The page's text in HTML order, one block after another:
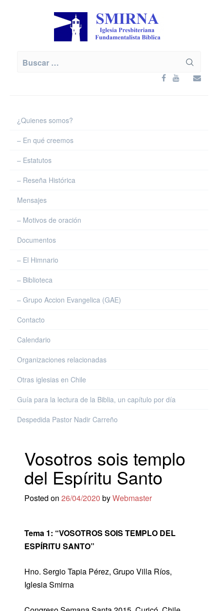
¿Quienes somos?
– En qué creemos
– Estatutos
– Reseña Histórica
Mensajes
– Motivos de oración
Documentos
– El Himnario
– Biblioteca
– Grupo Accion Evangelica (GAE)
Contacto
Calendario
Organizaciones relacionadas
Otras iglesias en Chile
Guía para la lectura de la Biblia, un capítulo por día
Despedida Pastor Nadir Carreño
Vosotros sois templo
del Espíritu Santo
Posted on 26/04/2020 byWebmaster
Tema 1: “VOSOTROS SOIS TEMPLO DEL
ESPÍRITU SANTO”
Hno. Sergio Tapia Pérez, Grupo Villa Ríos,
Iglesia Smirna